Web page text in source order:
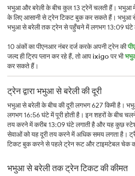
भभुआ और बरेली के बीच कुल 13 ट्रेनें चलती हैं। भभुआ
के लिए आसानी से ट्रेन टिकट बुक कर सकते हैं। भभुआ से
भभुआ से बरेली तक ट्रेन से पहुँचने में लगभग 13:09 घंटे
10 अंकों का पीएनआर नंबर दर्ज करके अपनी ट्रेन की
जल्द ही ट्रिप प्लान कर रहे हैं, तो आपixigoपर भी
कर सकते हैं।
ट्रेन द्वारा भभुआ से बरेली की दूरी
भभुआ से बरेली के बीच की दूरी लगभग 627 किमी है। भभुआ
लगभग 16:56 घंटे में पूरी होती है। इन शहरों के बीच
तय करने में करीब 13:09 घंटे लगाती है और यह कुछ
सेवाओं को यह दूरी तय करने में अधिक समय लगता है।
टिकट बुक करने से पहले ट्रेन रूट और टाइमटेबल चेक
भभुआ से बरेली तक ट्रेन टिकट की कीमत